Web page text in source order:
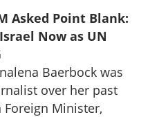
Asked Point Blank:
Now as UN
Baerbock was
over her past
Foreign Minister,